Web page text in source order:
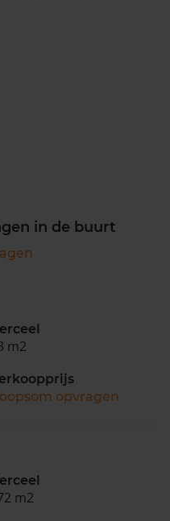
in de buurt
m2
opvragen
m2